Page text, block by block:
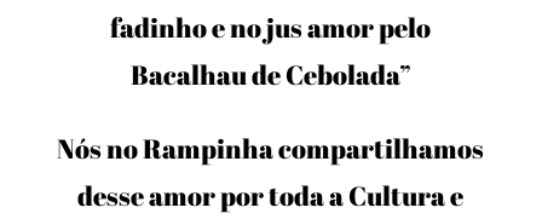
fadinho e no jus amor pelo
Bacalhau de Cebolada”
Nós no Rampinha compartilhamos
desse amor por toda a Cultura e